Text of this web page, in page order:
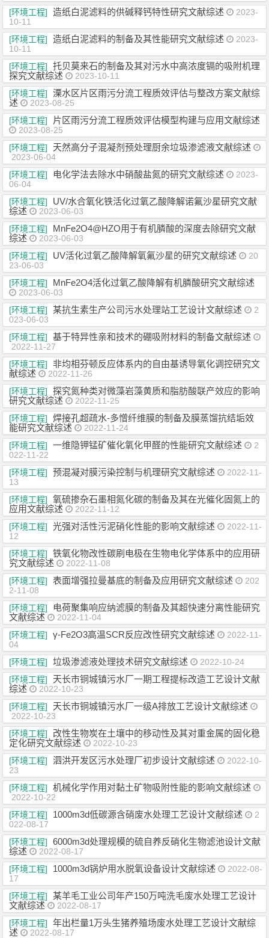
[环境工程]
造纸白泥滤料的供碱释钙特性研究文献综述
2023-
10-11
[环境工程]
造纸白泥滤料的制备及其性能研究文献综述
2023-
10-11
[环境工程]
托贝莫来石的制备及其对污水中高浓度镉的吸附机理
探究文献综述
2023-10-11
[环境工程]
溧水区片区雨污分流工程质效评估与整改方案文献综
述
2023-08-25
[环境工程]
片区雨污分流工程质效评估模型构建与应用文献综述
2023-08-25
[环境工程]
天然高分子混凝剂预处理厨余垃圾渗滤液文献综述
2023-06-04
[环境工程]
电化学法去除水中硝酸盐氮的研究文献综述
2023-
06-04
[环境工程]
UV/水合氧化铁活化过氧乙酸降解诺氟沙星研究文献
综述
2023-06-03
[环境工程]
MnFe2O4@HZO用于有机膦酸的深度去除研究文献
综述
2023-06-03
[环境工程]
UV活化过氧乙酸降解氧氟沙星的研究文献综述
20
23-06-03
[环境工程]
MnFe2O4活化过氧乙酸降解有机膦酸研究文献综述
2023-06-03
[环境工程]
某抗生素生产公司污水处理站工艺设计文献综述
2
023-06-03
[环境工程]
基于特异性亲和技术的硼吸附材料的制备文献综述
2022-11-27
[环境工程]
非均相芬顿反应体系内的自由基诱导氧化调控研究文
献综述
2022-11-26
[环境工程]
探究氮种类对微藻岩藻黄质和脂肪酸联产效应的影响
研究文献综述
2022-11-25
[环境工程]
焊接孔超疏水-多憎纤维膜的制备及膜蒸馏抗结垢效
能研究文献综述
2022-11-24
[环境工程]
一维隐钾锰矿催化氧化甲醛的性能研究文献综述
2
022-11-22
[环境工程]
预混凝对膜污染控制与机理研究文献综述
2022-11-
13
[环境工程]
氧硫掺杂石墨相氮化碳的制备及其在光催化固氮上的
应用文献综述
2022-11-12
[环境工程]
光强对活性污泥硝化性能的影响文献综述
2022-11-
12
[环境工程]
铁氧化物改性碳刷电极在生物电化学体系中的应用研
究文献综述
2022-11-08
[环境工程]
表面增强拉曼基底的制备及应用研究文献综述
202
2-11-08
[环境工程]
电荷聚集响应纳滤膜的制备及其超快速分离性能研究
文献综述
2022-11-04
[环境工程]
γ-Fe2O3高温SCR反应改性研究文献综述
2022-11-
04
[环境工程]
垃圾渗滤液处理技术研究文献综述
2022-10-24
[环境工程]
天长市铜城镇污水厂一期工程提标改造工艺设计文献
综述
2022-10-23
[环境工程]
天长市铜城镇污水厂一级A排放工艺设计文献综述
2022-10-23
[环境工程]
改性生物炭在土壤中的移动性及其对重金属的固化稳
定化研究文献综述
2022-10-23
[环境工程]
泗洪开发区污水处理厂初步设计文献综述
2022-10-
23
[环境工程]
机械化学作用对黏土矿物吸附性能的影响文献综述
2022-10-22
[环境工程]
1000m3d低碳源含硝废水处理工艺设计文献综述
2
022-08-17
[环境工程]
6000m3d处理规模的硫自养反硝化生物滤池设计文献
综述
2022-08-17
[环境工程]
1000m3d锅炉用水脱氧设备设计文献综述
2022-08-
17
[环境工程]
某羊毛工业公司年产150万吨洗毛废水处理工艺设计
文献综述
2022-08-17
[环境工程]
年出栏量1万头生猪养殖场废水处理工艺设计文献综
述
2022-08-17